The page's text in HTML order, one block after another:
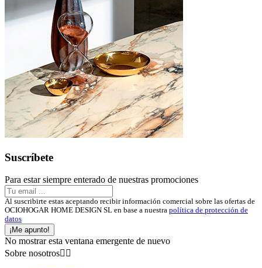
Suscríbete
Para estar siempre enterado de nuestras promociones
Al suscribirte estas aceptando recibir información comercial sobre las ofertas de
OCIOHOGAR HOME DESIGN SL en base a nuestra política de protección de
datos
¡Me apunto!
No mostrar esta ventana emergente de nuevo
Sobre nosotros 